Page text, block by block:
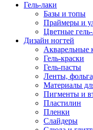
Гель-лаки
Базы и топы
Праймеры и
Цветные
Дизайн ногтей
Акварельные
Гель-краски
Гель-пасты
Ленты,
Материалы
Пигменты и
Пластилин
Пленки
Слайдеры